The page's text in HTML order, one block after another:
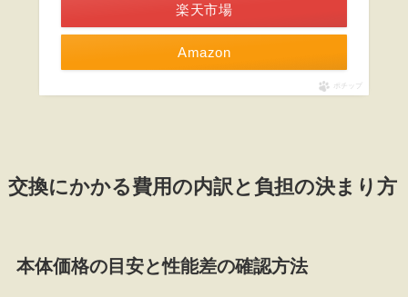
Amazon
楽天市場
ポチップ
交換にかかる費用の内訳と負担の決まり方
本体価格の目安と性能差の確認方法